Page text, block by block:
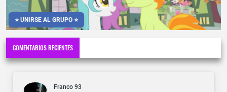
⭐ UNIRSE AL GRUPO ⭐
COMENTARIOS RECIENTES
Franco 93